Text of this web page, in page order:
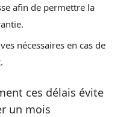
afin de permettre la
nécessaires en cas de
ces délais évite
un mois